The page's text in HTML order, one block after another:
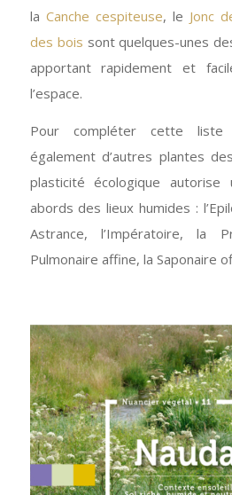
la Canche cespiteuse, le Jonc
des bois sont quelques-unes
apportant rapidement et
l’espace.
Pour compléter cette
également d’autres plantes
plasticité écologique autorise
abords des lieux humides :
Astrance, l’Impératoire, la
Pulmonaire affine, la Saponaire